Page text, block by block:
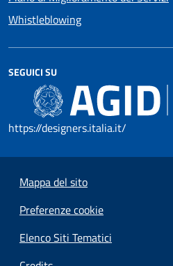
Whistleblowing
SEGUICI SU
https://designers.italia.it/
Mappa del sito
Preferenze cookie
Elenco Siti Tematici